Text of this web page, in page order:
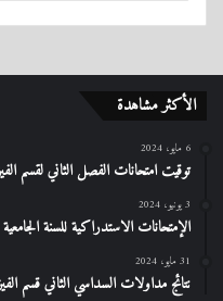
الأكثر مشاهدة
6 مايو، 2024
توقيت امتحانات الفصل الثاني لقسم الفيزياء
3 يونيو، 2024
الإمتحانات الاستدراكیة للسنة الجامعیة 2023 / 2024 – شعبة الكیمیـــــاء
31 مايو، 2024
نتائج مداولات السداسي الثاني قسم الفيزياء